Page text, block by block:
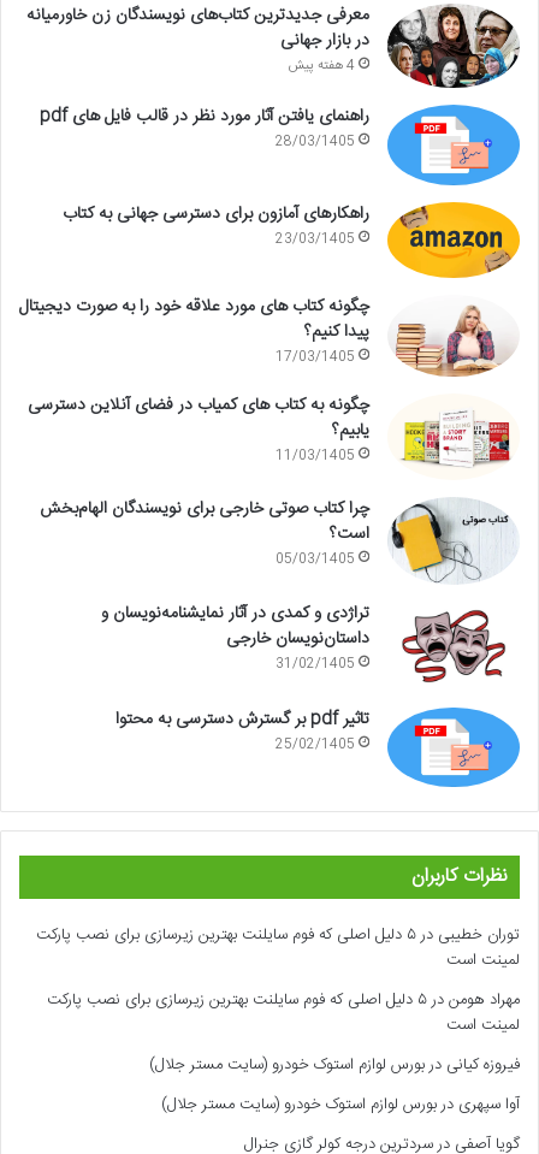
معرفی جدیدترین کتاب‌های نویسندگان زن خاورمیانه
در بازار جهانی
4 هفته پیش
راهنمای یافتن آثار مورد نظر در قالب فایل های pdf
28/03/1405
راهکارهای آمازون برای دسترسی جهانی به کتاب
23/03/1405
چگونه کتاب های مورد علاقه خود را به صورت دیجیتال
پیدا کنیم؟
17/03/1405
چگونه به کتاب های کمیاب در فضای آنلاین دسترسی
یابیم؟
11/03/1405
چرا کتاب صوتی خارجی برای نویسندگان الهام‌بخش
است؟
05/03/1405
تراژدی و کمدی در آثار نمایشنامه‌نویسان و
داستان‌نویسان خارجی
31/02/1405
تاثیر pdf بر گسترش دسترسی به محتوا
25/02/1405
نظرات کاربران
توران خطیبی در
۵ دلیل اصلی که فوم سایلنت بهترین زیرسازی برای نصب پارکت
لمینت است
مهراد هومندر
۵ دلیل اصلی که فوم سایلنت بهترین زیرسازی برای نصب پارکت
لمینت است
فیروزه کیانی دربورس لوازم استوک خودرو (سایت مستر جلال)
آوا سپهری دربورس لوازم استوک خودرو (سایت مستر جلال)
گویا آصفی درسردترین درجه کولر گازی جنرال